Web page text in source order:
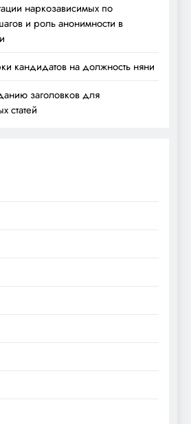
наркозависимых по
и роль анонимности в
кандидатов на должность няни
заголовков для
статей